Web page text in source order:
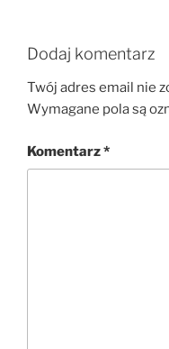
Dodaj komentarz
Twój adres email nie
Wymagane pola są
Komentarz*